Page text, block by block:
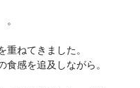
。
重ねてきました。
感を追及しながら。